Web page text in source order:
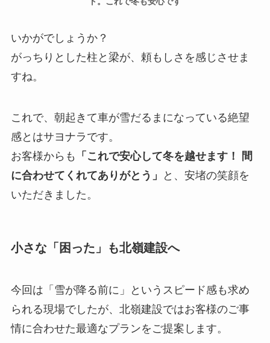
いかがでしょうか？
がっちりとした柱と梁が、頼もしさを感じさせま
すね。
これで、朝起きて車が雪だるまになっている絶望
感とはサヨナラです。
お客様からも
「これで安心して冬を越せます！ 間
に合わせてくれてありがとう」
と、安堵の笑顔を
いただきました。
小さな「困った」も北嶺建設へ
今回は「雪が降る前に」というスピード感も求め
られる現場でしたが、北嶺建設ではお客様のご事
情に合わせた最適なプランをご提案します。